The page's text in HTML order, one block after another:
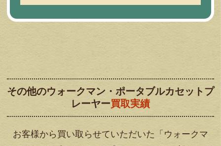
その他のウォークマン・ポータブルカセットプ
レーヤー買取実績
お客様から買い取らせていただいた「ウォークマ